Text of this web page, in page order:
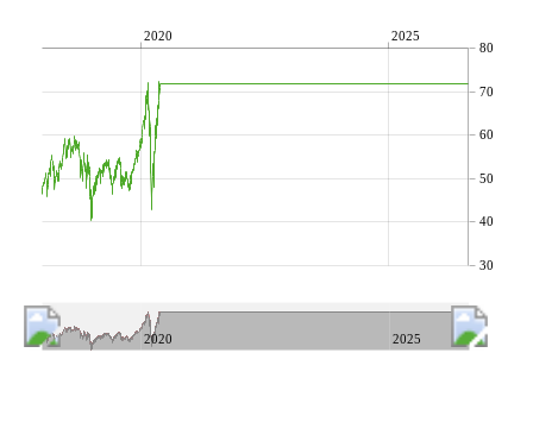
2020 2025
30
40
50
60
70
80
2020 2025